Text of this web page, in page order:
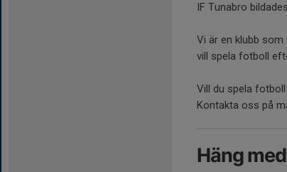
IF Tunabro
Vi är en klubb
vill spela fotboll
Vill du spela
Kontakta oss på
Häng